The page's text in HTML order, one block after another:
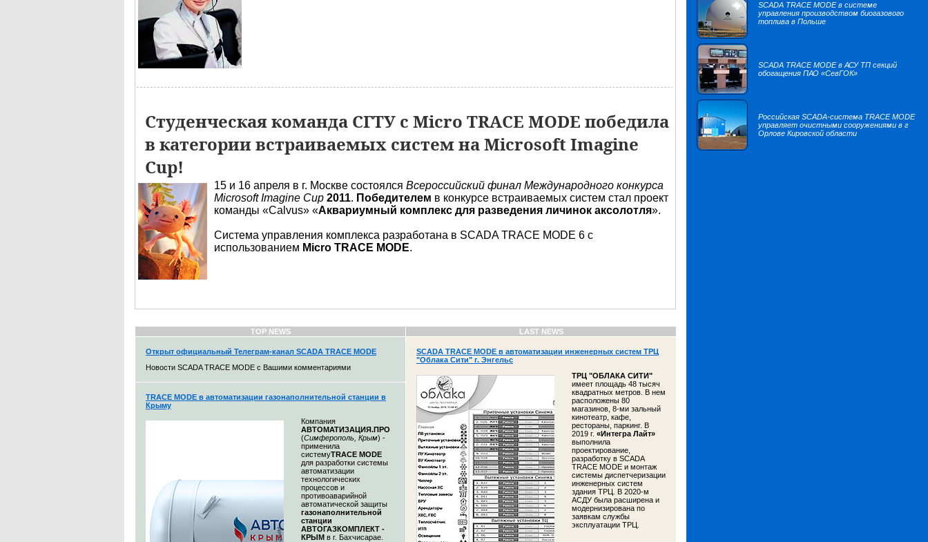
Студенческая команда СГТУ с Micro TRACE MODE победила
в категории встраиваемых систем на Microsoft Imagine
Cup!
15 и 16 апреля в г. Москве состоялся Всероссийский финал Международного конкурса
Microsoft Imagine Cup 2011. Победителем в конкурсе встраиваемых систем стал проект
команды «Calvus» «Аквариумный комплекс для разведения личинок аксолотля».
Система управления комплекса разработана в SCADA TRACE MODE 6 с
использованием Micro TRACE MODE.
TOP NEWS
Открыт официальный Телеграм-канал SCADA TRACE MODE
Новости SCADA TRACE MODE с Вашими комментариями
TRACE MODE в автоматизации газонаполнительной станции в
Крыму
Компания
АВТОМАТИЗАЦИЯ.ПРО
(Симферополь, Крым) -
применила
системуTRACE MODE
для разработки системы
автоматизации
технологических
процессов и
противоаварийной
автоматической защиты
газонаполнительной
станции
АВТОГАЗКОМПЛЕКТ -
КРЫМ в г. Бахчисарае.
LAST NEWS
SCADA TRACE MODE в автоматизации инженерных систем ТРЦ
"Облака Сити" г. Энгельс
ТРЦ "ОБЛАКА СИТИ"
имеет площадь 48 тысяч
квадратных метров. В нем
расположены 80
магазинов, 8-ми зальный
кинотеатр, кафе,
рестораны, паркинг. В
2019 г. «Интегра Лайт»
выполнила
проектирование,
разработку в SCADA
TRACE MODE и монтаж
системы диспетчеризации
инженерных систем
здания ТРЦ. В 2020-м
АСДУ была расширена и
модернизирована по
заявкам службы
эксплуатации ТРЦ.
SCADA TRACE MODE в системе
управления производством биогазового
топлива в Польше
SCADA TRACE MODE в АСУ ТП секций
обогащения ПАО «СевГОК»
Российская SCADA-система TRACE MODE
управляет очистными сооружениями в г
Орлове Кировской области